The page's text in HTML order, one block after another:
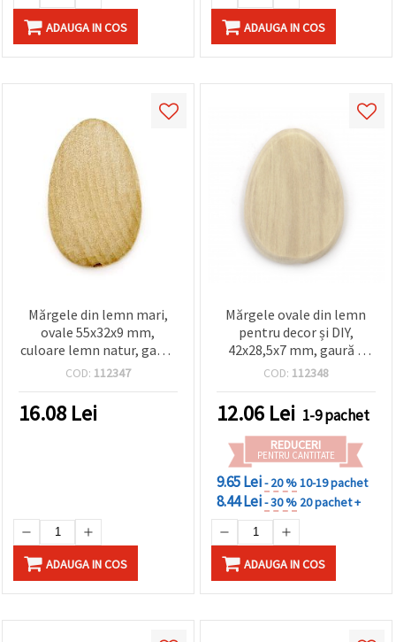
ADAUGA IN COS ADAUGA IN COS
Mărgele din lemn mari,
ovale 55x32x9 mm,
culoare lemn natur, gaură
3 mm – set 2 bucăți
DIY
COD: 112347
16.08 Lei
ADAUGA IN COS
Mărgele ovale din lemn
pentru decor și DIY,
42x28,5x7 mm, gaură 3
mm, culoare lemn natural
COD: 112348
12.06 Lei 1-9 pachet
REDUCERI
PENTRU CANTITATE
9.65 Lei- 20 %10-19 pachet
8.44 Lei- 30 % 20 pachet +
ADAUGA IN COS